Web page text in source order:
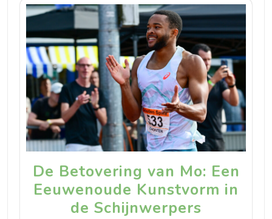
De Betovering van Mo: Een
Eeuwenoude Kunstvorm in
de Schijnwerpers